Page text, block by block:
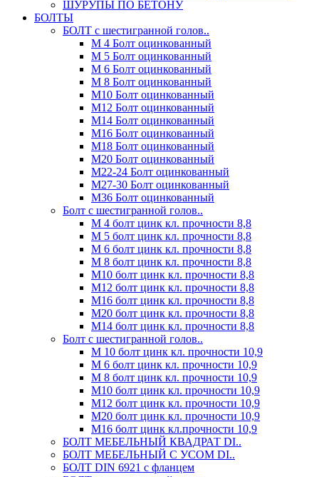
ШУРУПЫ ПО БЕТОНУ
БОЛТЫ
БОЛТ с шестигранной голов..
М 4 Болт оцинкованный
М 5 Болт оцинкованный
М 6 Болт оцинкованный
М 8 Болт оцинкованный
М10 Болт оцинкованный
М12 Болт оцинкованный
М14 Болт оцинкованный
М16 Болт оцинкованный
М18 Болт оцинкованный
М20 Болт оцинкованный
М22-24 Болт оцинкованный
М27-30 Болт оцинкованный
М36 Болт оцинкованный
Болт с шестигранной голов..
М 4 болт цинк кл. прочности 8,8
М 5 болт цинк кл. прочности 8,8
М 6 болт цинк кл. прочности 8,8
М 8 болт цинк кл. прочности 8,8
М10 болт цинк кл. прочности 8,8
М12 болт цинк кл. прочности 8,8
М16 болт цинк кл. прочности 8,8
М20 болт цинк кл. прочности 8,8
М14 болт цинк кл. прочности 8,8
Болт с шестигранной голов..
М 10 болт цинк кл. прочности 10,9
М 6 болт цинк кл. прочности 10,9
М 8 болт цинк кл. прочности 10,9
М10 болт цинк кл. прочности 10,9
М12 болт цинк кл. прочности 10,9
М20 болт цинк кл. прочности 10,9
М16 болт цинк кл.прочности 10,9
БОЛТ МЕБЕЛЬНЫЙ КВАДРАТ DI..
БОЛТ МЕБЕЛЬНЫЙ С УСОМ DI..
БОЛТ DIN 6921 c фланцем